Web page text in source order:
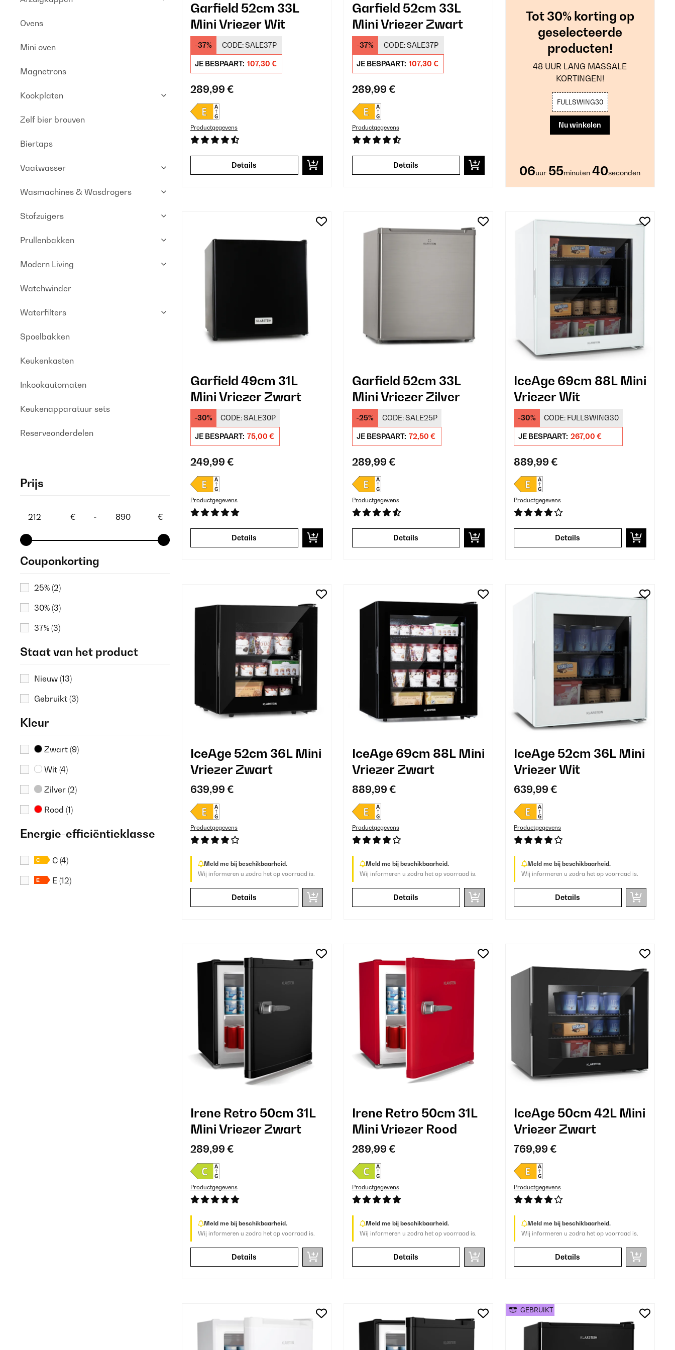
Ovens
Mini oven
Magnetrons
Kookplaten
Zelf bier brouven
Biertaps
Vaatwasser
Wasmachines & Wasdrogers
Stofzuigers
Prullenbakken
Modern Living
Watchwinder
Waterfilters
Spoelbakken
Keukenkasten
Inkookautomaten
Keukenapparatuur sets
Reserveonderdelen
Prijs
€ - €
Couponkorting
25% (2)
30% (3)
37% (3)
Staat van het product
Nieuw (13)
Gebruikt (3)
Kleur
Zwart (9)
Wit (4)
Zilver (2)
Rood (1)
Energie-efficiëntieklasse
C (4)
E (12)
Garfield 52cm 33L
Mini Vriezer Wit
-37% CODE:SALE37P
JE BESPAART: 107,30 €
289,99 €
Productgegevens
Details
Garfield 52cm 33L
Mini Vriezer Zwart
-37% CODE:SALE37P
JE BESPAART: 107,30 €
289,99 €
Productgegevens
Details
Tot 30% korting op
geselecteerde
producten!
48 UUR LANG MASSALE
KORTINGEN!
FULLSWING30
Nu winkelen
06uur 55minuten 39seconden
Garfield 49cm 31L
Mini Vriezer Zwart
-30% CODE:SALE30P
JE BESPAART: 75,00 €
249,99 €
Productgegevens
Details
Garfield 52cm 33L
Mini Vriezer Zilver
-25% CODE:SALE25P
JE BESPAART: 72,50 €
289,99 €
Productgegevens
Details
IceAge 69cm 88L Mini
Vriezer Wit
-30% CODE: FULLSWING30
JE BESPAART: 267,00 €
889,99 €
Productgegevens
Details
IceAge 52cm 36L Mini
Vriezer Zwart
639,99 €
Productgegevens
Meld me bij beschikbaarheid.
Wij informeren u zodra het op voorraad is.
Details
IceAge 69cm 88L Mini
Vriezer Zwart
889,99 €
Productgegevens
Meld me bij beschikbaarheid.
Wij informeren u zodra het op voorraad is.
Details
IceAge 52cm 36L Mini
Vriezer Wit
639,99 €
Productgegevens
Meld me bij beschikbaarheid.
Wij informeren u zodra het op voorraad is.
Details
Irene Retro 50cm 31L
Mini Vriezer Zwart
289,99 €
Productgegevens
Meld me bij beschikbaarheid.
Wij informeren u zodra het op voorraad is.
Details
Irene Retro 50cm 31L
Mini Vriezer Rood
289,99 €
Productgegevens
Meld me bij beschikbaarheid.
Wij informeren u zodra het op voorraad is.
Details
IceAge 50cm 42L Mini
Vriezer Zwart
769,99 €
Productgegevens
Meld me bij beschikbaarheid.
Wij informeren u zodra het op voorraad is.
Details
GEBRUIKT